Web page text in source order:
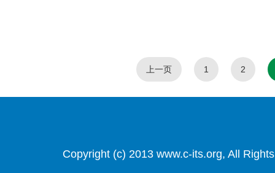
上一页 1 2
Copyright (c) 2013 www.c-its.org, All